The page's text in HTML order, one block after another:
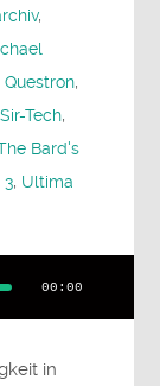
,
Questron,
Sir-Tech,
Bard's
3, Ultima
00:00
in